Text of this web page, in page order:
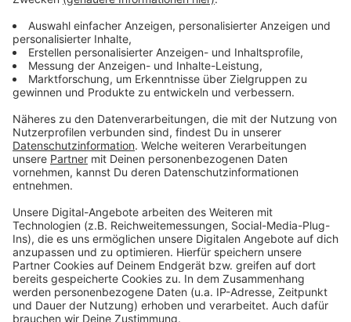
auch wieder zurück.
Anzeige
Daniel Dähling
Anzeige
Anzeige